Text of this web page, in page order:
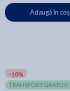
Adaugă în coș
-10%
TRANSPORT GRATUIT